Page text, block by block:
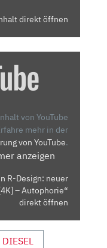
direkt öffnen
von YouTube
mehr in der
von YouTube.
anzeigen
R-Design: neuer
– Autophorie“
direkt öffnen
DIESEL